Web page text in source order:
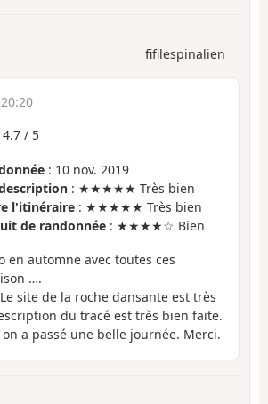
fifilespinalien
4.7 / 5
: 10 nov. 2019
: ★★★★★ Très bien
l'itinéraire : ★★★★★ Très bien
de randonnée : ★★★★☆ Bien
en automne avec toutes ces
….
site de la roche dansante est très
du tracé est très bien faite.
a passé une belle journée. Merci.